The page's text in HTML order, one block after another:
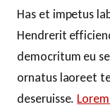
Has et impetus
Hendrerit
democritum eu
ornatus laoreet
deseruisse.